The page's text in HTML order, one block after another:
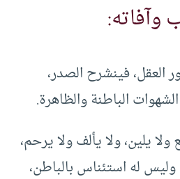
وآفاته:
العقل، فينشرح الصدر،
الباطنة والظاهرة.
يلين، ولا يألف ولا يرحم،
له استئناس بالباطن،